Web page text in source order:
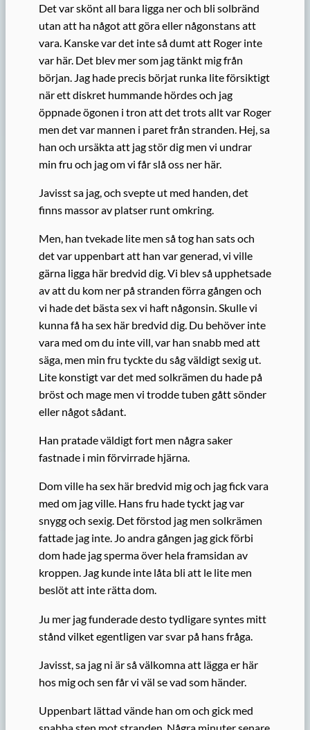
Det var skönt all bara ligga ner och bli solbränd
utan att ha något att göra eller någonstans att
vara. Kanske var det inte så dumt att Roger inte
var här. Det blev mer som jag tänkt mig från
början. Jag hade precis börjat runka lite försiktigt
när ett diskret hummande hördes och jag
öppnade ögonen i tron att det trots allt var Roger
men det var mannen i paret från stranden. Hej, sa
han och ursäkta att jag stör dig men vi undrar
min fru och jag om vi får slå oss ner här.
Javisst sa jag, och svepte ut med handen, det
finns massor av platser runt omkring.
Men, han tvekade lite men så tog han sats och
det var uppenbart att han var generad, vi ville
gärna ligga här bredvid dig. Vi blev så upphetsade
av att du kom ner på stranden förra gången och
vi hade det bästa sex vi haft någonsin. Skulle vi
kunna få ha sex här bredvid dig. Du behöver inte
vara med om du inte vill, var han snabb med att
säga, men min fru tyckte du såg väldigt sexig ut.
Lite konstigt var det med solkrämen du hade på
bröst och mage men vi trodde tuben gått sönder
eller något sådant.
Han pratade väldigt fort men några saker
fastnade i min förvirrade hjärna.
Dom ville ha sex här bredvid mig och jag fick vara
med om jag ville. Hans fru hade tyckt jag var
snygg och sexig. Det förstod jag men solkrämen
fattade jag inte. Jo andra gången jag gick förbi
dom hade jag sperma över hela framsidan av
kroppen. Jag kunde inte låta bli att le lite men
beslöt att inte rätta dom.
Ju mer jag funderade desto tydligare syntes mitt
stånd vilket egentligen var svar på hans fråga.
Javisst, sa jag ni är så välkomna att lägga er här
hos mig och sen får vi väl se vad som händer.
Uppenbart lättad vände han om och gick med